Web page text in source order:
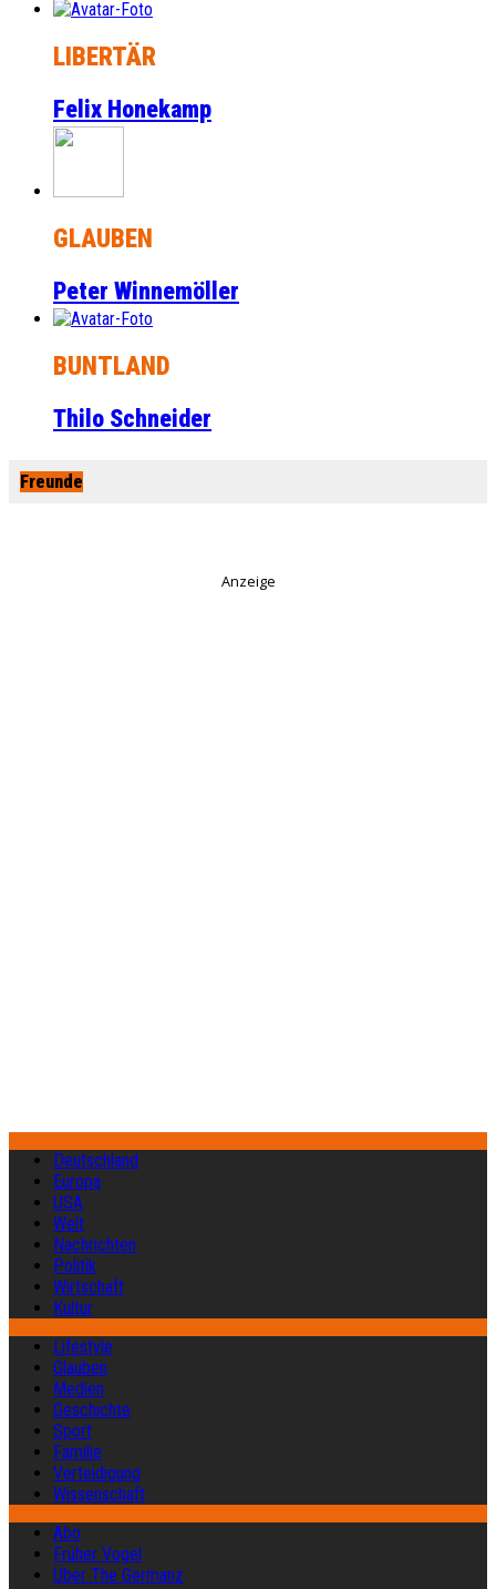
LIBERTÄR
Felix Honekamp
GLAUBEN
Peter Winnemöller
BUNTLAND
Thilo Schneider
Freunde
Anzeige
Deutschland
Europa
USA
Welt
Nachrichten
Politik
Wirtschaft
Kultur
Lifestyle
Glauben
Medien
Geschichte
Sport
Familie
Verteidigung
Wissenschaft
Abo
Früher Vogel
Über The Germanz